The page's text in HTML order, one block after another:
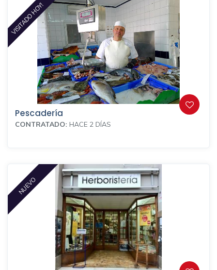
VISITADO HOY!
Pescadería
CONTRATADO: HACE 2 DÍAS
NUEVO